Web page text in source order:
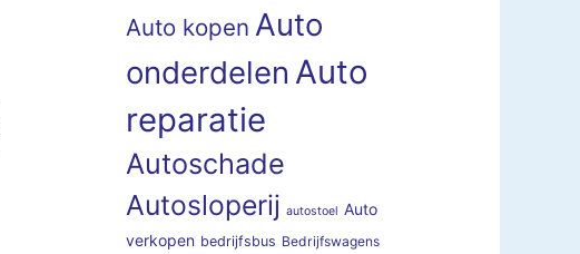
Auto kopen Auto
onderdelen Auto
reparatie
Autoschade
Autosloperij autostoel Auto
verkopen bedrijfsbus Bedrijfswagens